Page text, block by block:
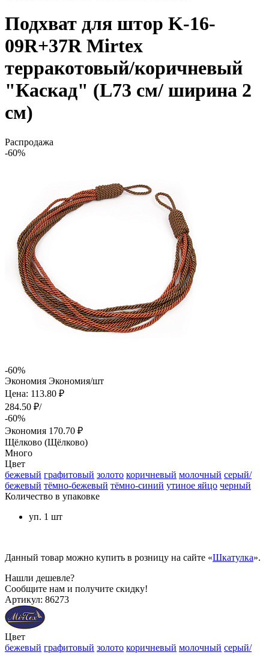
Подхват для штор K-16-
09R+37R Mirtex
терракотовый/коричневый
"Каскад" (L73 см/ ширина 2
см)
Распродажа
-60%
-60%
Экономия Экономия/шт
Цена: 113.80 ₽
284.50 ₽/
-60%
Экономия 170.70 ₽
Щёлково (Щёлково)
Много
Цвет
бежевый графитовый золото коричневый молочный серый/
бежевый тёмно-бежевый тёмно-синий утиное яйцо черный
Количество в упаковке
уп. 1 шт
Данный товар можно купить в розницу на сайте «Шкатулка».
Нашли дешевле?
Сообщите нам и получите скидку!
Артикул: 86273
Цвет
бежевый графитовый золото коричневый молочный серый/